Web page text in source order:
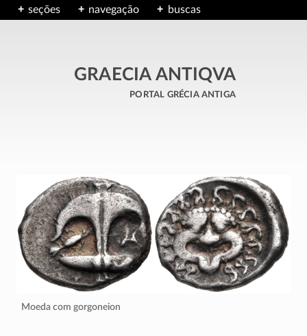
seções navegação buscas
GRAECIA ANTIQVA
portal grécia antiga
Moeda com gorgoneion